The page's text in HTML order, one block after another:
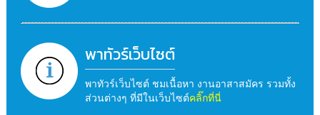
พาทัวร์เว็บไซต์
พาทัวร์เว็บไซต์ ชมเนื้อหา งานอาสาสมัคร รวมทั้ง
ส่วนต่างๆ ที่มีในเว็บไซต์คลิ๊กที่นี่